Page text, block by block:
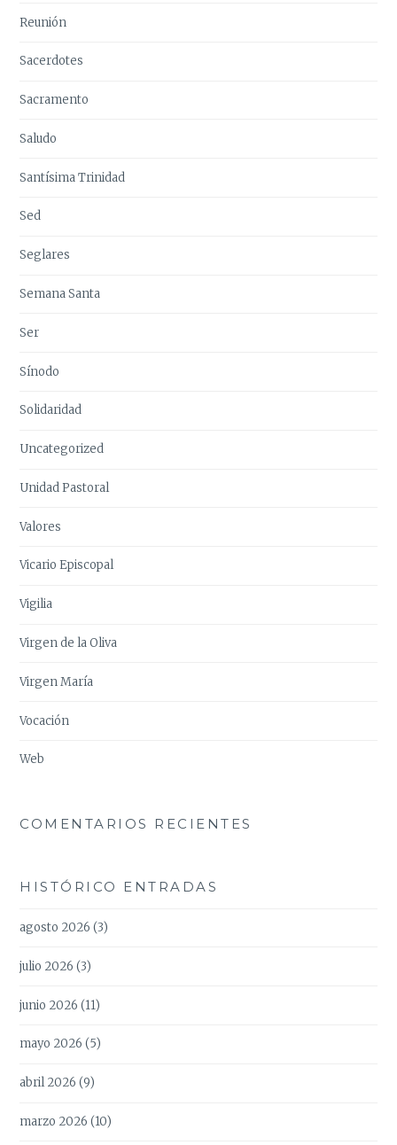
Reunión
Sacerdotes
Sacramento
Saludo
Santísima Trinidad
Sed
Seglares
Semana Santa
Ser
Sínodo
Solidaridad
Uncategorized
Unidad Pastoral
Valores
Vicario Episcopal
Vigilia
Virgen de la Oliva
Virgen María
Vocación
Web
COMENTARIOS RECIENTES
HISTÓRICO ENTRADAS
agosto 2026 (3)
julio 2026 (3)
junio 2026 (11)
mayo 2026 (5)
abril 2026 (9)
marzo 2026 (10)